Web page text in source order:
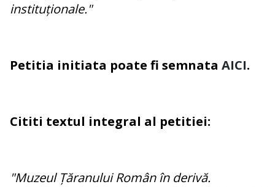
instituționale."
Petitia initiata poate fi semnata AICI.
Cititi textul integral al petitiei:
"Muzeul Țăranului Român în derivă.